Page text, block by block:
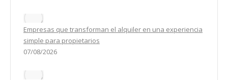
Empresas que transforman el alquiler en una experiencia
simple para propietarios
07/08/2026